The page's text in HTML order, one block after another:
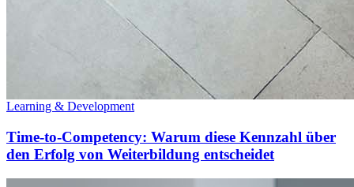
Learning & Development
Time-to-Competency: Warum diese Kennzahl über
den Erfolg von Weiterbildung entscheidet